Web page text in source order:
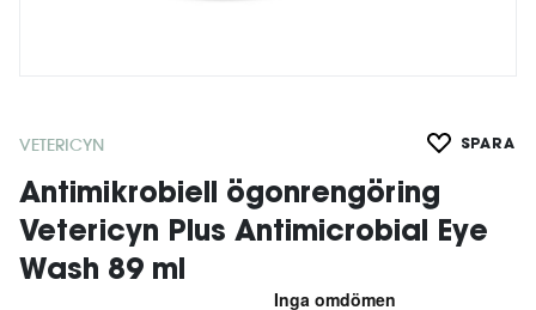
VETERICYN SPARA
Antimikrobiell ögonrengöring
Vetericyn Plus Antimicrobial Eye
Wash 89 ml